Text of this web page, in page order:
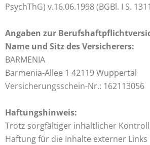
PsychThG) v.16.06.1998 (BGBl. I S.
Angaben zur
Name und Sitz des Versicherers:
BARMENIA
Barmenia-Allee 1 42119 Wuppertal
Versicherungsschein-Nr.: 162113056
Haftungshinweis:
Trotz sorgfältiger inhaltlicher
Haftung für die Inhalte externer